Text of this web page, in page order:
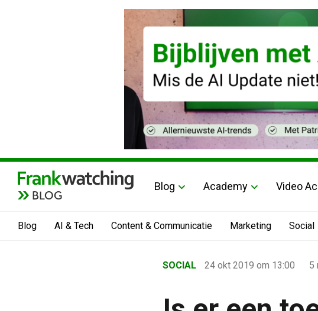
BLOG
Blog Academy Video
Blog AI & Tech Content & Communicatie Marketing Social
›
SOCIAL 24 okt 2019 om 13:00 5